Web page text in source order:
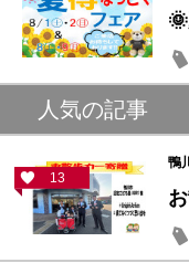
人気の記事
13
鴨川